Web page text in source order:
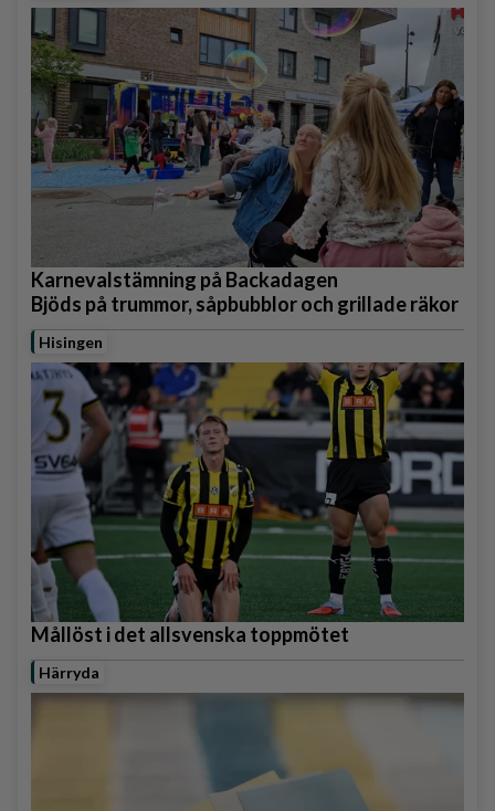
Karnevalstämning på Backadagen
Bjöds på trummor, såpbubblor och grillade räkor
Hisingen
Mållöst i det allsvenska toppmötet
Härryda